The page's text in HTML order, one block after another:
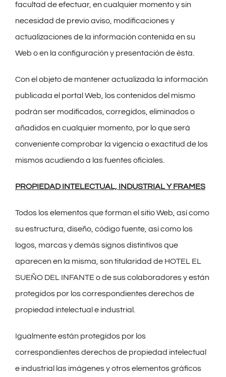
facultad de efectuar, en cualquier momento y sin
necesidad de previo aviso, modificaciones y
actualizaciones de la información contenida en su
Web o en la configuración y presentación de ésta.
Con el objeto de mantener actualizada la información
publicada el portal Web, los contenidos del mismo
podrán ser modificados, corregidos, eliminados o
añadidos en cualquier momento, por lo que será
conveniente comprobar la vigencia o exactitud de los
mismos acudiendo a las fuentes oficiales.
PROPIEDAD INTELECTUAL, INDUSTRIAL Y FRAMES
Todos los elementos que forman el sitio Web, así como
su estructura, diseño, código fuente, así como los
logos, marcas y demás signos distintivos que
aparecen en la misma, son titularidad de HOTEL EL
SUEÑO DEL INFANTE o de sus colaboradores y están
protegidos por los correspondientes derechos de
propiedad intelectual e industrial.
Igualmente están protegidos por los
correspondientes derechos de propiedad intelectual
e industrial las imágenes y otros elementos gráficos